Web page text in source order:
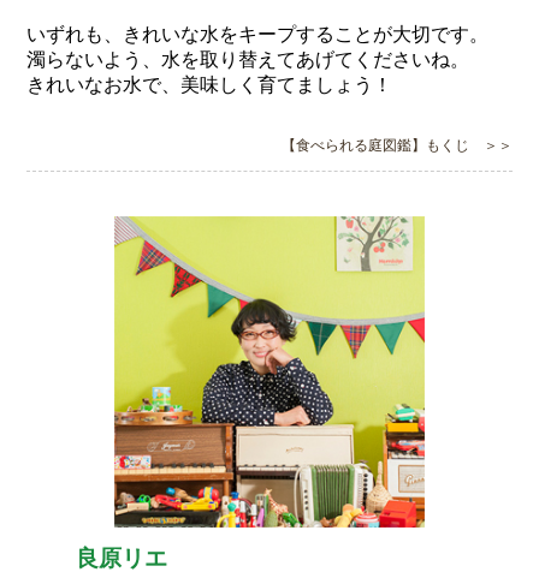
いずれも、きれいな水をキープすることが大切です。
濁らないよう、水を取り替えてあげてくださいね。
きれいなお水で、美味しく育てましょう！
【食べられる庭図鑑】もくじ ＞＞
良原リエ